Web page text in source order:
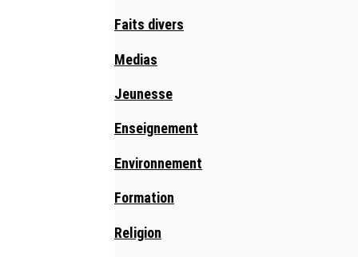
Faits divers
Medias
Jeunesse
Enseignement
Environnement
Formation
Religion